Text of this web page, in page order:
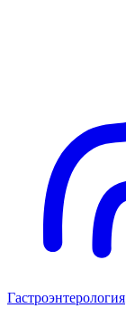
Гастроэнтерология